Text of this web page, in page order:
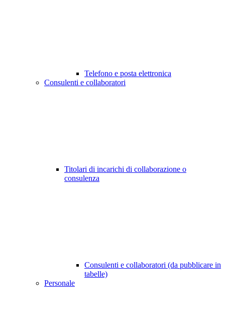
Telefono e posta elettronica
Consulenti e collaboratori
Titolari di incarichi di collaborazione o
consulenza
Consulenti e collaboratori (da pubblicare in
tabelle)
Personale